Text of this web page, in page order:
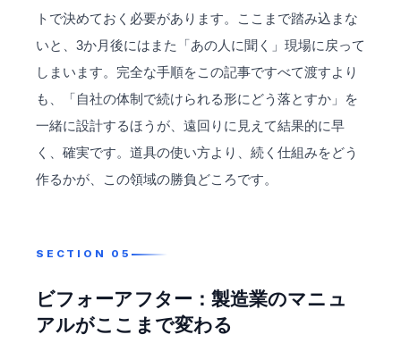
トで決めておく必要があります。ここまで踏み込まな
いと、3か月後にはまた「あの人に聞く」現場に戻って
しまいます。完全な手順をこの記事ですべて渡すより
も、「自社の体制で続けられる形にどう落とすか」を
一緒に設計するほうが、遠回りに見えて結果的に早
く、確実です。道具の使い方より、続く仕組みをどう
作るかが、この領域の勝負どころです。
ビフォーアフター：製造業のマニュ
アルがここまで変わる